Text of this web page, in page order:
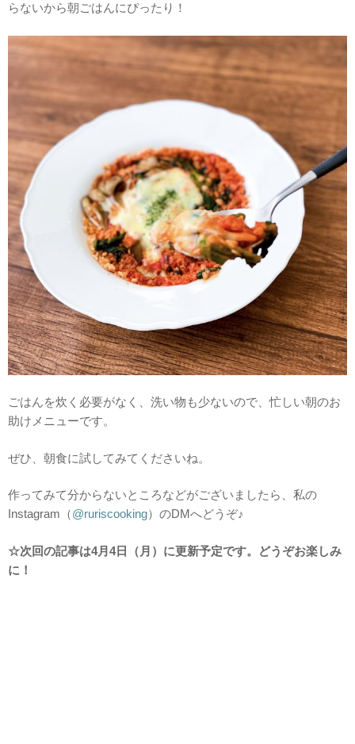
らないから朝ごはんにぴったり！
ごはんを炊く必要がなく、洗い物も少ないので、忙しい朝のお
助けメニューです。
ぜひ、朝食に試してみてくださいね。
作ってみて分からないところなどがございましたら、私の
Instagram（@ruriscooking）のDMへどうぞ♪
☆次回の記事は4月4日（月）に更新予定です。どうぞお楽しみ
に！